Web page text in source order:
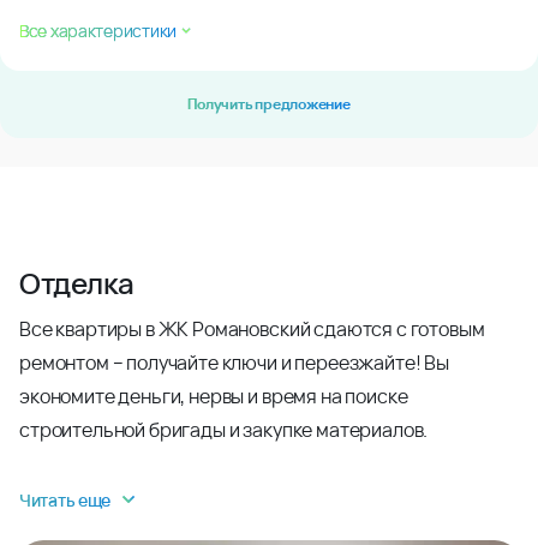
Все характеристики
Получить предложение
Отделка
Все квартиры в ЖК Романовский сдаются с готовым
ремонтом – получайте ключи и переезжайте! Вы
экономите деньги, нервы и время на поиске
строительной бригады и закупке материалов.
Читать еще